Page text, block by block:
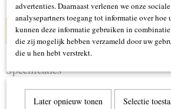
IN WINKELWAGEN
Specificaties
Productcode
4493-271
advertenties. Daarnaast verlenen we onze
analysepartners toegang tot informatie over
kunnen deze informatie gebruiken in combinatie
die zij mogelijk hebben verzameld door uw
die u hen hebt verstrekt.
Later opnieuw tonen Selectie